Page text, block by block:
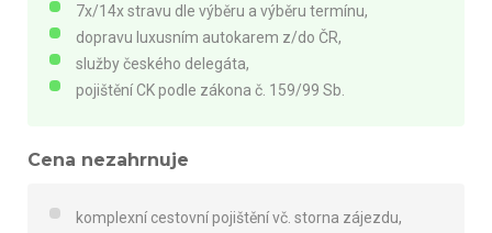
7x/14x stravu dle výběru a výběru termínu,
dopravu luxusním autokarem z/do ČR,
služby českého delegáta,
pojištění CK podle zákona č. 159/99 Sb.
Cena nezahrnuje
komplexní cestovní pojištění vč. storna zájezdu,